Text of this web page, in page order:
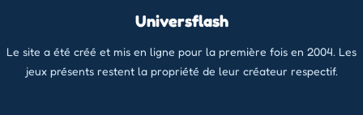
Universflash
Le site a été créé et mis en ligne pour la première fois en 2004. Les
jeux présents restent la propriété de leur créateur respectif.